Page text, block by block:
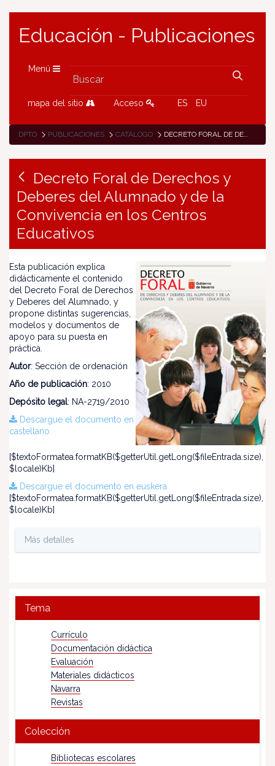
Educación - Publicaciones
Menú
mapa del sitio Acceso ES EU
DPTO PUBLICACIONES CATÁLOGO DECRETO FORAL DE DERECHOS Y DEBERES DEL ALUMNADO Y DE LA CONVIVENCIA EN LOS CENTROS EDUCATIVOS
Decreto Foral de Derechos y
Deberes del Alumnado y de la
Convivencia en los Centros
Educativos
Esta publicación explica
didácticamente el contenido
del Decreto Foral de Derechos
y Deberes del Alumnado, y
propone distintas sugerencias,
modelos y documentos de
apoyo para su puesta en
práctica.
Autor: Sección de ordenación
Año de publicación: 2010
Depósito legal: NA-2719/2010
Descargue el documento en
castellano
[$textoFormatea.formatKB($getterUtil.getLong($fileEntrada.size),
$locale)Kb]
Descargue el documento en euskera
[$textoFormatea.formatKB($getterUtil.getLong($fileEntrada.size),
$locale)Kb]
Más detalles
Tema
Currículo
Documentación didáctica
Evaluación
Materiales didácticos
Navarra
Revistas
Colección
Bibliotecas escolares